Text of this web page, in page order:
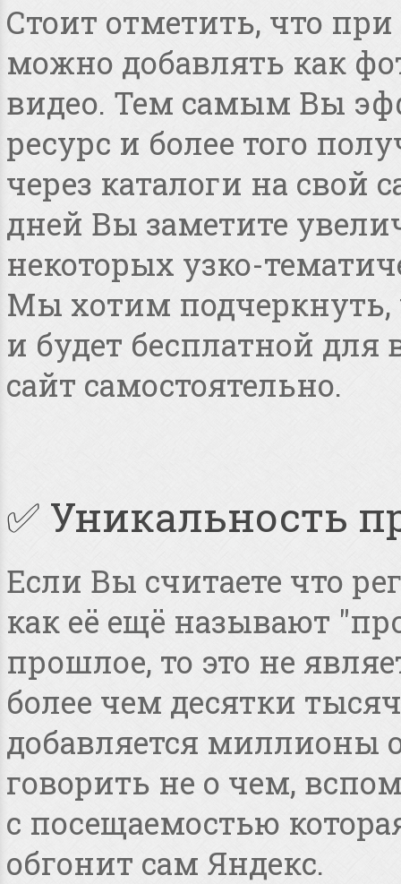
Стоит отметить, что
можно добавлять как
видео. Тем самым Вы
ресурс и более того
через каталоги на свой
дней Вы заметите
некоторых узко-
Мы хотим подчеркнуть,
и будет бесплатной
сайт самостоятельно.
✅ Уникальность
Если Вы считаете что
как её ещё называют
прошлое, то это не
более чем десятки
добавляется миллионы
говорить не о чем,
с посещаемостью
обгонит сам Яндекс.